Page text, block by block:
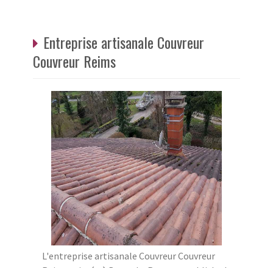
Entreprise artisanale Couvreur
Couvreur Reims
L'entreprise artisanale Couvreur Couvreur